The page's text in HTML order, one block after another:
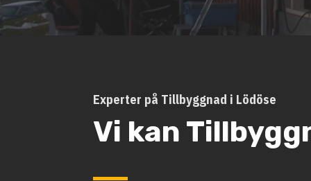
Experter på Tillbyggnad i Lödöse
Vi kan